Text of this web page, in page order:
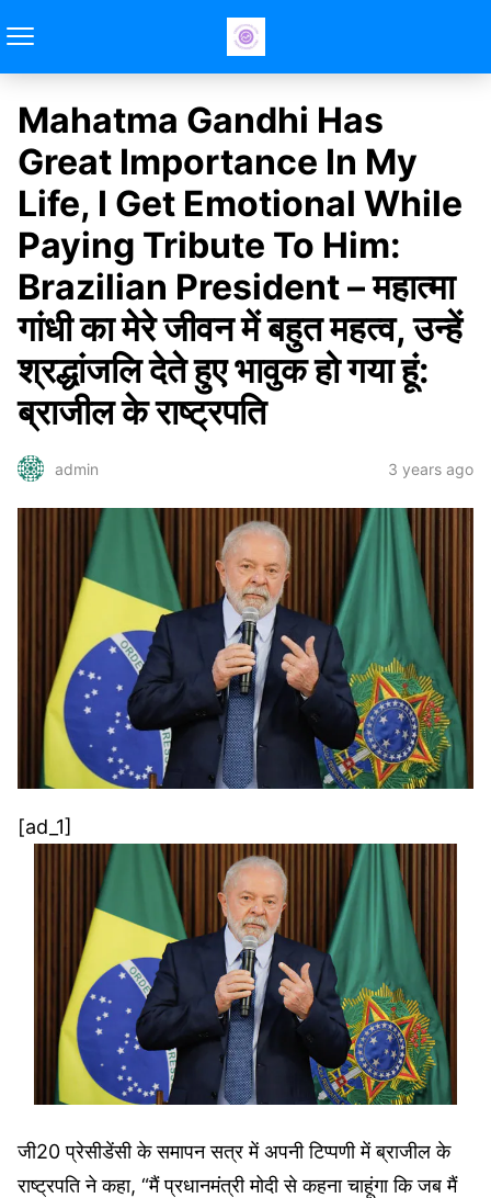
Mahatma Gandhi Has
Great Importance In My
Life, I Get Emotional While
Paying Tribute To Him:
Brazilian President – महात्मा
गांधी का मेरे जीवन में बहुत महत्व, उन्हें
श्रद्धांजलि देते हुए भावुक हो गया हूं:
ब्राजील के राष्ट्रपति
admin 3 years ago
[ad_1]
जी20 प्रेसीडेंसी के समापन सत्र में अपनी टिप्पणी में ब्राजील के
राष्ट्रपति ने कहा, “मैं प्रधानमंत्री मोदी से कहना चाहूंगा कि जब मैं